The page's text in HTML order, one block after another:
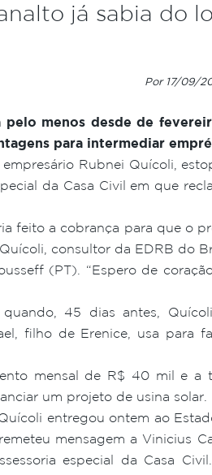
já sabia do
Por 17/09/
pelo menos desde de
para intermediar
empresário Rubnei Quícoli,
da Casa Civil em que
feito a cobrança para que o
consultor da EDRB do
(PT). “Espero de
45 dias antes,
filho de Erenice, usa
mensal de R$ 40 mil e a
um projeto de usina solar.
entregou ontem ao
mensagem a Vinicius
especial da Casa